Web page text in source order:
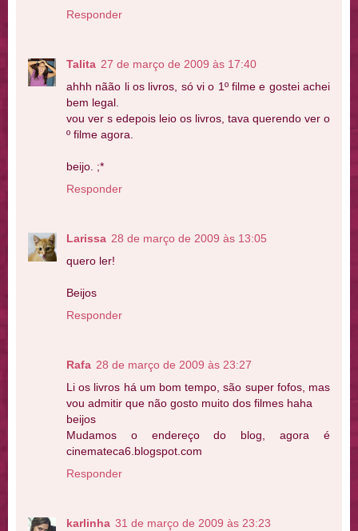
Responder
Talita 27 de março de 2009 às 17:40
ahhh nãão li os livros, só vi o 1º filme e gostei achei
bem legal.
vou ver s edepois leio os livros, tava querendo ver o
º filme agora.
beijo. ;*
Responder
Larissa 28 de março de 2009 às 13:05
quero ler!
Beijos
Responder
Rafa 28 de março de 2009 às 23:27
Li os livros há um bom tempo, são super fofos, mas
vou admitir que não gosto muito dos filmes haha
beijos
Mudamos o endereço do blog, agora é
cinemateca6.blogspot.com
Responder
karlinha 31 de março de 2009 às 23:23